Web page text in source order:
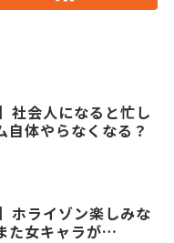
社会人になると忙し
自体やらなくなる？
ホライゾン楽しみな
た女キャラが…